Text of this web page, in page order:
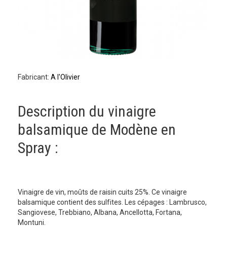
Fabricant: A l'Olivier
Description du vinaigre
balsamique de Modène en
Spray :
Vinaigre de vin, moûts de raisin cuits 25%. Ce vinaigre
balsamique contient des sulfites. Les cépages : Lambrusco,
Sangiovese, Trebbiano, Albana, Ancellotta, Fortana,
Montuni.